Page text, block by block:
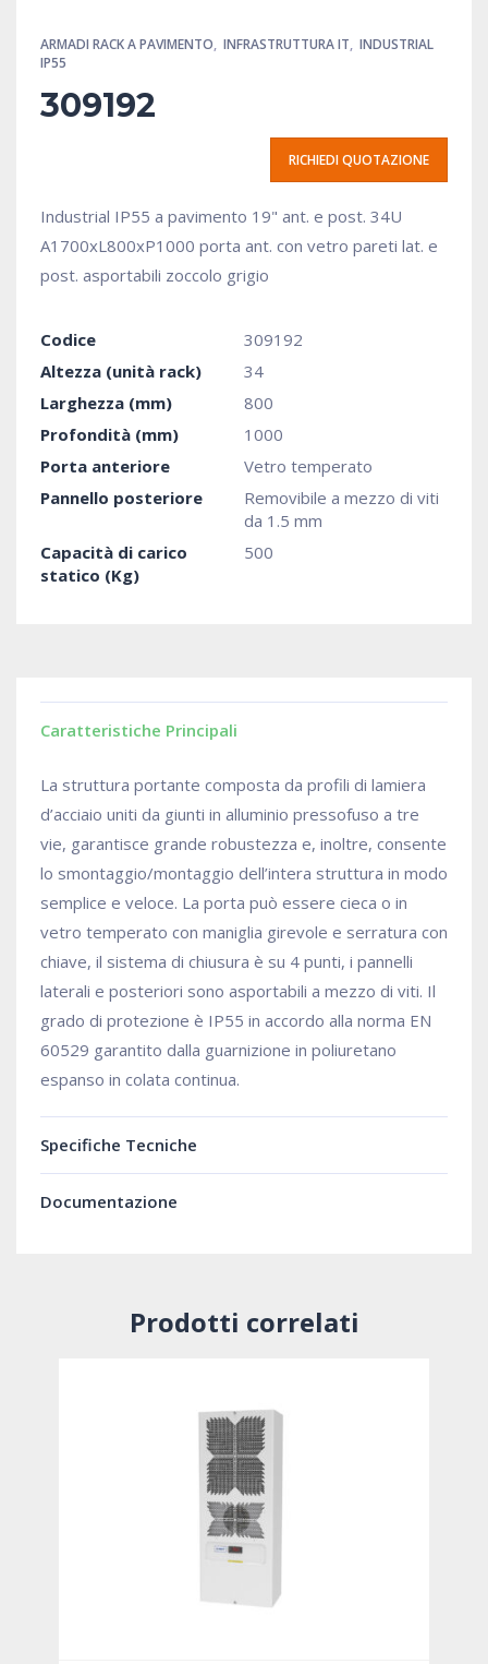
ARMADI RACK A PAVIMENTO, INFRASTRUTTURA IT, INDUSTRIAL
IP55
309192
RICHIEDI QUOTAZIONE
Industrial IP55 a pavimento 19" ant. e post. 34U
A1700xL800xP1000 porta ant. con vetro pareti lat. e
post. asportabili zoccolo grigio
Codice
309192
Altezza (unità rack)
34
Larghezza (mm)
800
Profondità (mm)
1000
Porta anteriore
Vetro temperato
Pannello posteriore
Removibile a mezzo di viti
da 1.5 mm
Capacità di carico
statico (Kg)
500
Caratteristiche Principali
La struttura portante composta da profili di lamiera
d’acciaio uniti da giunti in alluminio pressofuso a tre
vie, garantisce grande robustezza e, inoltre, consente
lo smontaggio/montaggio dell’intera struttura in modo
semplice e veloce. La porta può essere cieca o in
vetro temperato con maniglia girevole e serratura con
chiave, il sistema di chiusura è su 4 punti, i pannelli
laterali e posteriori sono asportabili a mezzo di viti. Il
grado di protezione è IP55 in accordo alla norma EN
60529 garantito dalla guarnizione in poliuretano
espanso in colata continua.
Specifiche Tecniche
Documentazione
Prodotti correlati